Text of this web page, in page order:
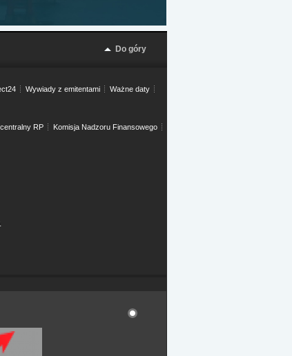
Do góry
Wywiady z emitentami
Ważne daty
RP Komisja Nadzoru Finansowego